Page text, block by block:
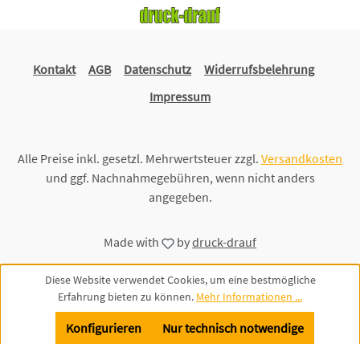
Kontakt AGB Datenschutz
Widerrufsbelehrung
Impressum
Alle Preise inkl. gesetzl. Mehrwertsteuer zzgl. Versandkosten
und ggf. Nachnahmegebühren, wenn nicht anders
angegeben.
Made with bydruck-drauf
Diese Website verwendet Cookies, um eine bestmögliche
Erfahrung bieten zu können. Mehr Informationen ...
Nur technisch notwendige
Konfigurieren